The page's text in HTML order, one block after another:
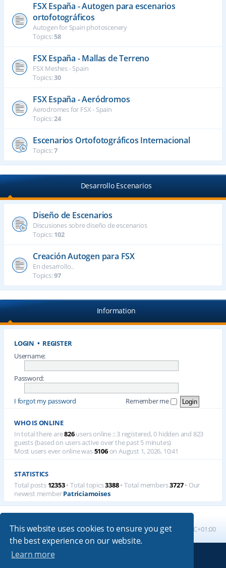
This website uses cookies to ensure you get
the best experience on our website.
Learn more
FSX España - Autogen para escenarios
ortofotográficos
Autogen for Spain photoscenery
Topics:58
FSX España - Mallas de Terreno
FSX Meshes - Spain
Topics:30
FSX España - Aeródromos
Aerodromes for FSX - Spain
Topics:24
Escenarios Ortofotográficos Internacional
Topics:7
Desarrollo Escenarios
Diseño de Escenarios
Discusiones sobre diseño de escenarios
Topics:102
Creación Autogen para FSX
En desarrollo..
Topics:97
Information
LOGIN • REGISTER
Username:
Password:
I forgot my password Remember me
WHO IS ONLINE
In total there are826users online :: 3 registered, 0 hidden and 823
guests (based on users active over the past 5 minutes)
Most users ever online was5106on August 1, 2026, 10:41
STATISTICS
Total posts 12353• Total topics3388• Total members3727• Our
newest memberPatriciamoises
Board index All times are UTC+01:00